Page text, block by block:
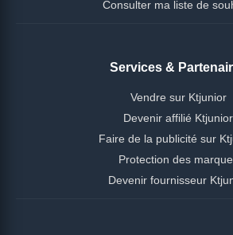
Consulter ma liste de
Services &
Vendre sur Ktjunior
Devenir affilié Ktjunior
Faire de la publicité sur
Protection des
Devenir fournisseur